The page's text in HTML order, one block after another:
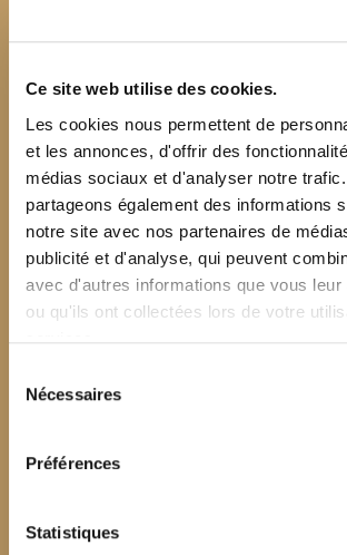
Ce site web utilise des cookies.
Les cookies nous permettent de
et les annonces, d'offrir des
médias sociaux et d'analyser notre
partageons également des informations
notre site avec nos partenaires de
publicité et d'analyse, qui peuvent
avec d'autres informations que vous leur
ou qu'ils ont collectées lors de votre
Nécessaires
Préférences
Statistiques